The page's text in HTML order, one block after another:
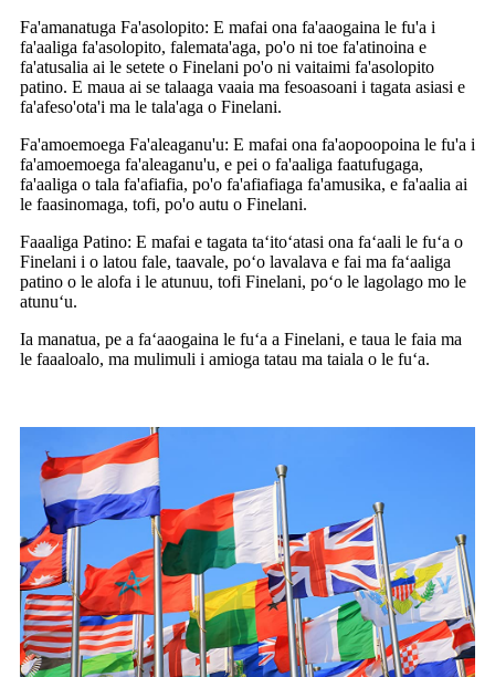
Fa'amanatuga Fa'asolopito: E mafai ona fa'aaogaina le fu'a i
fa'aaliga fa'asolopito, falemata'aga, po'o ni toe fa'atinoina e
fa'atusalia ai le setete o Finelani po'o ni vaitaimi fa'asolopito
patino. E maua ai se talaaga vaaia ma fesoasoani i tagata asiasi e
fa'afeso'ota'i ma le tala'aga o Finelani.
Fa'amoemoega Fa'aleaganu'u: E mafai ona fa'aopoopoina le fu'a i
fa'amoemoega fa'aleaganu'u, e pei o fa'aaliga faatufugaga,
fa'aaliga o tala fa'afiafia, po'o fa'afiafiaga fa'amusika, e fa'aalia ai
le faasinomaga, tofi, po'o autu o Finelani.
Faaaliga Patino: E mafai e tagata taʻitoʻatasi ona faʻaali le fuʻa o
Finelani i o latou fale, taavale, poʻo lavalava e fai ma faʻaaliga
patino o le alofa i le atunuu, tofi Finelani, poʻo le lagolago mo le
atunuʻu.
Ia manatua, pe a faʻaaogaina le fuʻa a Finelani, e taua le faia ma
le faaaloalo, ma mulimuli i amioga tatau ma taiala o le fuʻa.